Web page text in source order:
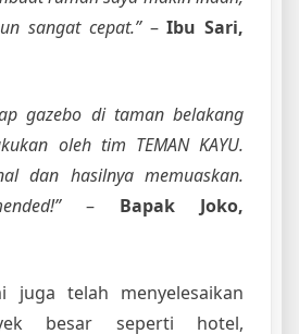
sangat cepat.”–Ibu Sari,
gazebo di taman belakang
oleh tim TEMAN KAYU.
dan hasilnya memuaskan.
– Bapak Joko,
juga telah menyelesaikan
besar seperti hotel,